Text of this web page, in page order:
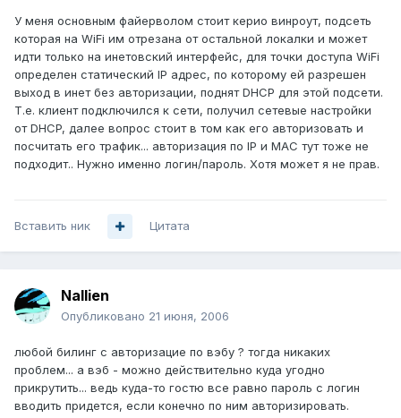
У меня основным файерволом стоит керио винроут, подсеть
которая на WiFi им отрезана от остальной локалки и может
идти только на инетовский интерфейс, для точки доступа WiFi
определен статический IP адрес, по которому ей разрешен
выход в инет без авторизации, поднят DHCP для этой подсети.
Т.е. клиент подключился к сети, получил сетевые настройки
от DHCP, далее вопрос стоит в том как его авторизовать и
посчитать его трафик... авторизация по IP и МАС тут тоже не
подходит.. Нужно именно логин/пароль. Хотя может я не прав.
Вставить ник Цитата
Nallien
Опубликовано 21 июня, 2006
любой билинг с авторизацие по вэбу ? тогда никаких
проблем... а вэб - можно действительно куда угодно
прикрутить... ведь куда-то гостю все равно пароль с логин
вводить придется, если конечно по ним авторизировать.